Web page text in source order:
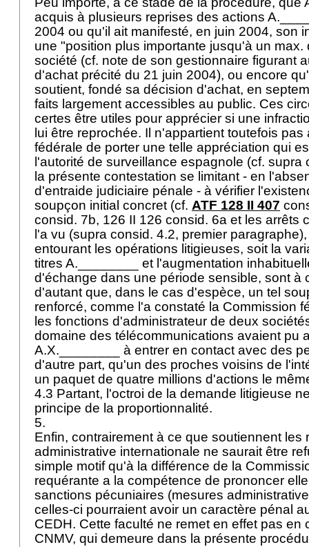
acquis à plusieurs reprises des actions
2004 ou qu'il ait manifesté, en juin 2004, son
une "position plus importante jusqu'à un max.
société (cf. note de son gestionnaire figurant
d'achat précité du 21 juin 2004), ou encore
soutient, fondé sa décision d'achat, en
faits largement accessibles au public. Ces
certes être utiles pour apprécier si une
lui être reprochée. Il n'appartient toutefois
fédérale de porter une telle appréciation qui
l'autorité de surveillance espagnole (cf. supra
la présente contestation se limitant - en
d'entraide judiciaire pénale - à vérifier
soupçon initial concret (cf. ATF 128 II 407
consid. 7b, 126 II 126 consid. 6a et les arrêts
l'a vu (supra consid. 4.2, premier
entourant les opérations litigieuses, soit la
titres A.________ et l'augmentation
d'échange dans une période sensible, sont à
d'autant que, dans le cas d'espèce, un tel
renforcé, comme l'a constaté la Commission
les fonctions d'administrateur de deux
domaine des télécommunications avaient pu
A.X.________ à entrer en contact avec des
d'autre part, qu'un des proches voisins de
un paquet de quatre millions d'actions le
4.3 Partant, l'octroi de la demande litigieuse
principe de la proportionnalité.
5.
Enfin, contrairement à ce que soutiennent les
administrative internationale ne saurait être
simple motif qu'à la différence de la
requérante a la compétence de prononcer
sanctions pécuniaires (mesures
celles-ci pourraient avoir un caractère pénal
CEDH. Cette faculté ne remet en effet pas en
CNMV, qui demeure dans la présente